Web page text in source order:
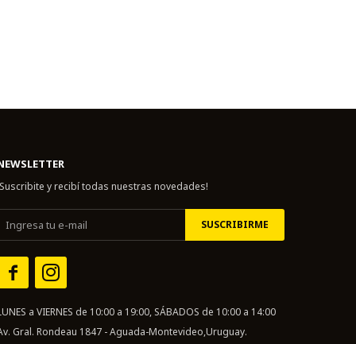
y recibí todas nuestras novedades!
SUSCRIBIRME
 
a VIERNES de 10:00 a 19:00, SÁBADOS de 10:00 a 14:00
Gral. Rondeau 1847 - Aguada-Montevideo,Uruguay.